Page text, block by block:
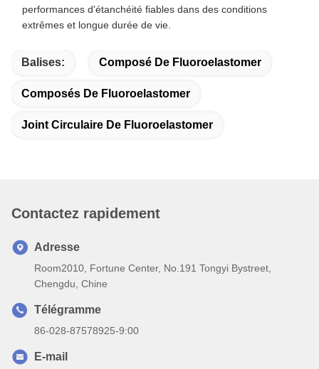
performances d'étanchéité fiables dans des conditions
extrêmes et longue durée de vie.
Balises: Composé De Fluoroelastomer
Composés De Fluoroelastomer
Joint Circulaire De Fluoroelastomer
Contactez rapidement
Adresse
Room2010, Fortune Center, No.191 Tongyi Bystreet,
Chengdu, Chine
Télégramme
86-028-87578925-9:00
E-mail